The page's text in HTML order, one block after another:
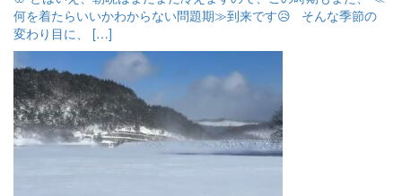
何を着たらいいかわからない問題期≫到来です😥 そんな季節の
変わり目に、 […]